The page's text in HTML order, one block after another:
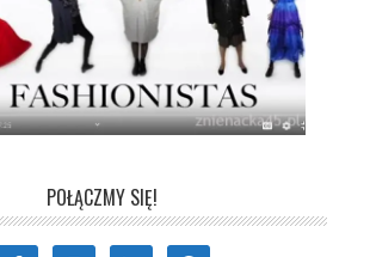
POŁĄCZMY SIĘ!